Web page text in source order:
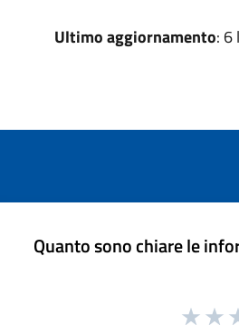
Ultimo aggiornamento: 6
Quanto sono chiare le